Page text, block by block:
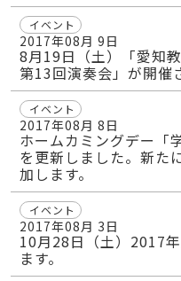
イベント
2017年08月 9日
8月19日（土）「愛知
第13回演奏会」が開催
イベント
2017年08月 8日
ホームカミングデー「
を更新しました。新た
加します。
イベント
2017年08月 3日
10月28日（土）2017
ます。